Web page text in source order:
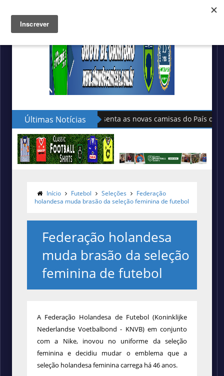
Últimas Notícias
Marathon lança camisa
Início Futebol Seleções
Federação
holandesa muda brasão da seleção feminina de futebol
Federação holandesa
muda brasão da seleção
feminina de futebol
A Federação Holandesa de Futebol (Koninklijke
Nederlandse Voetbalbond - KNVB) em conjunto
com a Nike, inovou no uniforme da seleção
feminina e decidiu mudar o emblema que a
seleção holandesa feminina carrega há 46 anos.